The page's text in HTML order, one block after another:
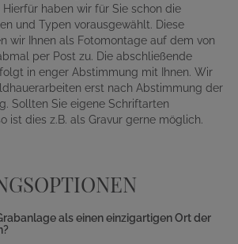
haben wir für Sie schon die
und Typen vorausgewählt. Diese
wir Ihnen als Fotomontage auf dem von
per Post zu. Die abschließende
in enger Abstimmung mit Ihnen. Wir
erst nach Abstimmung der
Sollten Sie eigene Schriftarten
ist dies z.B. als Gravur gerne möglich.
als einen einzigartigen Ort der